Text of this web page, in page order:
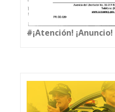
#¡Atención! ¡Anuncio!